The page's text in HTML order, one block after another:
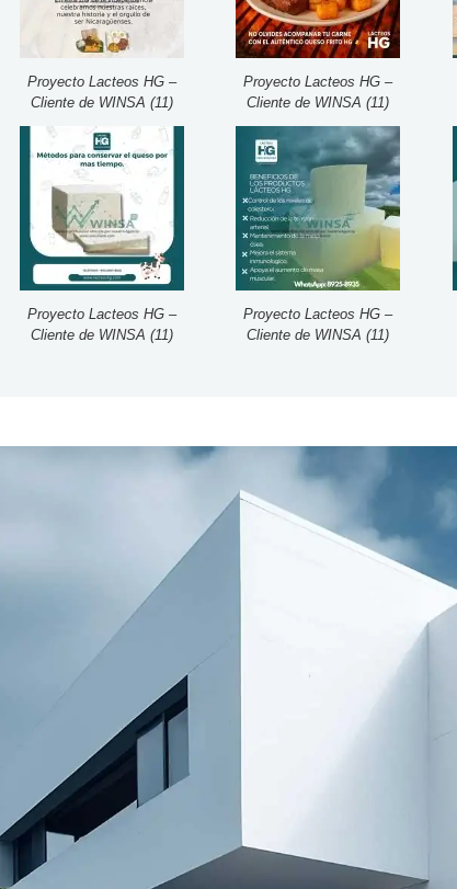
Proyecto Lacteos HG –
Cliente de WINSA (11)
Proyecto Lacteos HG –
Cliente de WINSA (11)
Proyecto Lacteos HG –
Cliente de WINSA (11)
Proyecto Lacteos HG –
Cliente de WINSA (11)